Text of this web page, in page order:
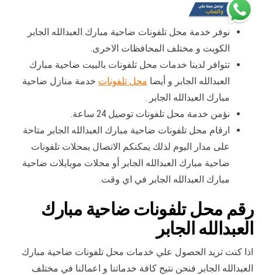
نوفر خدمة محل تلفونات ضاحية مبارك العبدالله الجابر
الكويت و مختلف المحافظات الاخرى.
تتوافر لدينا خدمات محل تلفونات بالبيت ضاحية مبارك
العبدالله الجابر و أيضا محل تلفونات خدمة منازل ضاحية
مبارك العبدالله الجابر .
نؤمن خدمة محل تلفونات توصيل 24 ساعة.
ارقام محل تلفونات ضاحية مبارك العبدالله الجابر متاحة
على مدار اليوم لذلك يمكنكم الاتصال بمحلات تلفونات
ضاحية مبارك العبدالله الجابر أو محلات موبايلات ضاحية
مبارك العبدالله الجابر في اي وقت.
رقم محل تلفونات ضاحية مبارك
العبدالله الجابر
اذا كنت تريد الحصول علي خدمات محل تلفونات ضاحية مبارك
العبدالله الجابر فنحن نتيح كافة خدماتنا و اعمالنا في مختلف